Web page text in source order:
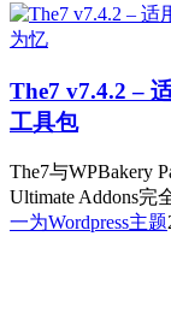
The7 v7.4.2 –
工具包
The7与WPBakery
Ultimate Addons
一为Wordpress主题